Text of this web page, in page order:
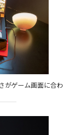
がゲーム画面に合わ